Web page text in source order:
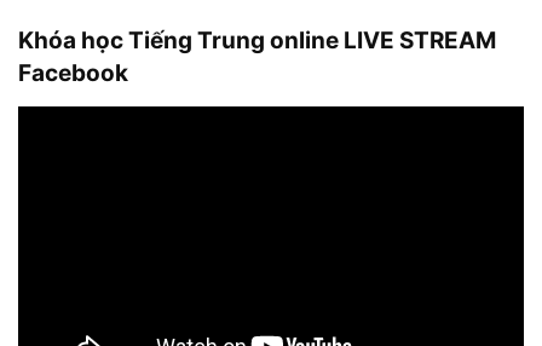
Khóa học Tiếng Trung online LIVE STREAM
Facebook